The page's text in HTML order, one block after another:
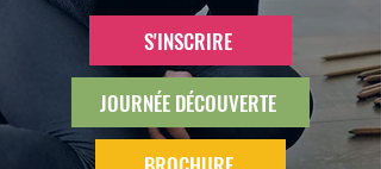
S'INSCRIRE
JOURNÉE DÉCOUVERTE